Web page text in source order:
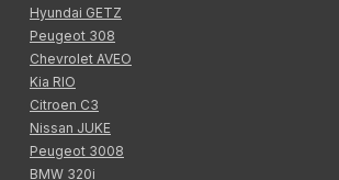
Hyundai GETZ
Peugeot 308
Chevrolet AVEO
Kia RIO
Citroen C3
Nissan JUKE
Peugeot 3008
BMW 320i